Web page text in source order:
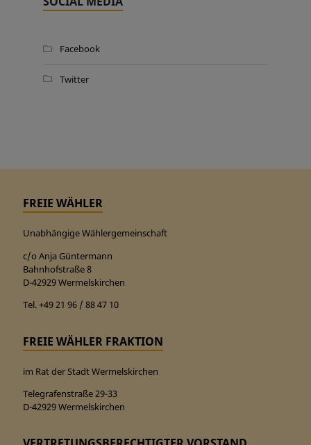
Facebook
Twitter
FREIE WÄHLER
Unabhängige Wählergemeinschaft
c/o Anja Güntermann
Bahnhofstraße 8
D-42929 Wermelskirchen
Tel. +49 21 96 / 88 47 10
FREIE WÄHLER FRAKTION
im Rat der Stadt Wermelskirchen
Telegrafenstraße 29-33
D-42929 Wermelskirchen